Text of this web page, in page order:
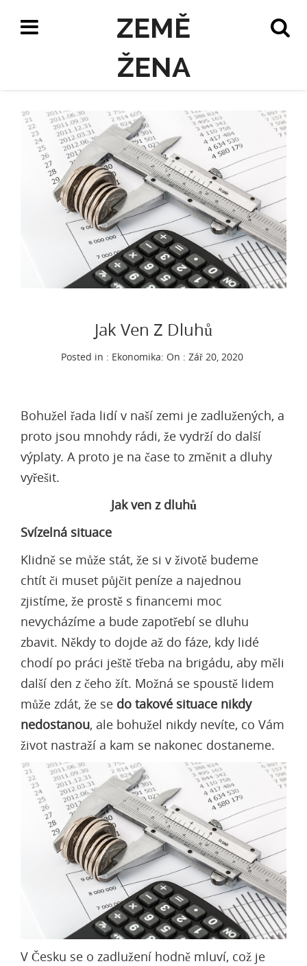
ZEMĚ
ŽENA
Jak Ven Z Dluhů
Posted in : Ekonomika: On : Zář 20, 2020
Bohužel řada lidí v naší zemi je zadlužených, a
proto jsou mnohdy rádi, že vydrží do další
výplaty. A proto je na čase to změnit a dluhy
vyřešit.
Jak ven z dluhů
Svízelná situace
Klidně se může stát, že si v životě budeme
chtít či muset půjčit peníze a najednou
zjistíme, že prostě s financemi moc
nevycházíme a bude zapotřebí se dluhu
zbavit. Někdy to dojde až do fáze, kdy lidé
chodí po práci ještě třeba na brigádu, aby měli
další den z čeho žít. Možná se spoustě lidem
může zdát, že se do takové situace nikdy
nedostanou, ale bohužel nikdy nevíte, co Vám
život nastraží a kam se nakonec dostaneme.
V Česku se o zadlužení hodně mluví, což je